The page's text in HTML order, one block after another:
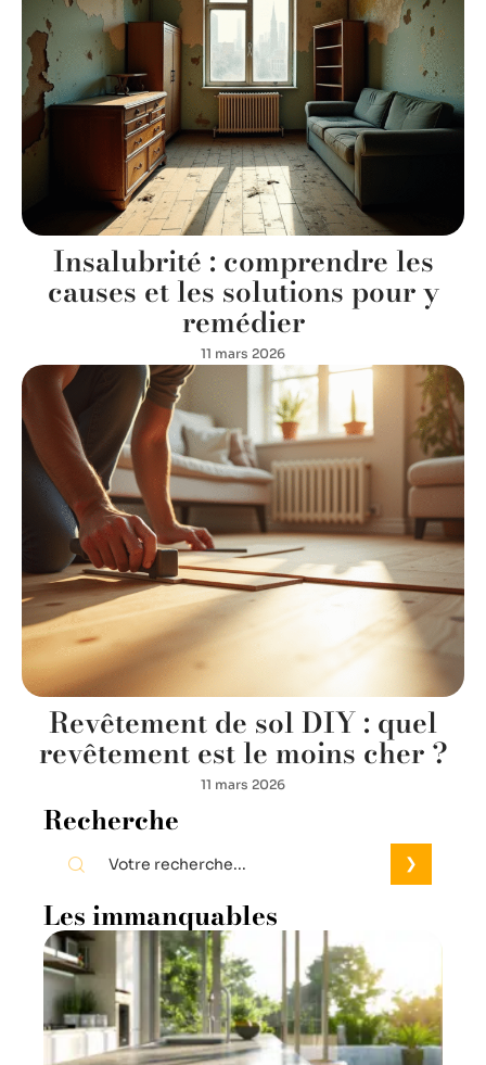
Insalubrité : comprendre les
causes et les solutions pour y
remédier
11 mars 2026
Revêtement de sol DIY : quel
revêtement est le moins cher ?
11 mars 2026
Recherche
Les immanquables